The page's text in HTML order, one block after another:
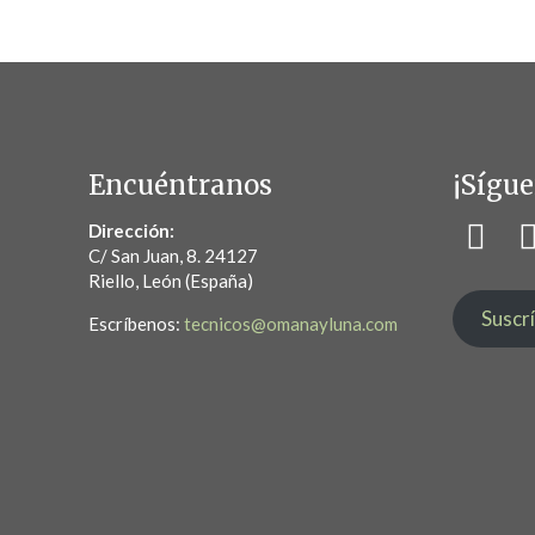
Encuéntranos
Dirección:
C/ San Juan, 8. 24127
Riello, León (España)
Escríbenos: tecnicos@omanayluna.com